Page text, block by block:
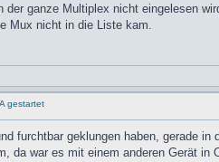
der ganze Multiplex nicht eingelesen
Mux nicht in die Liste kam.
gestartet
furchtbar geklungen haben, gerade
da war es mit einem anderen Gerät